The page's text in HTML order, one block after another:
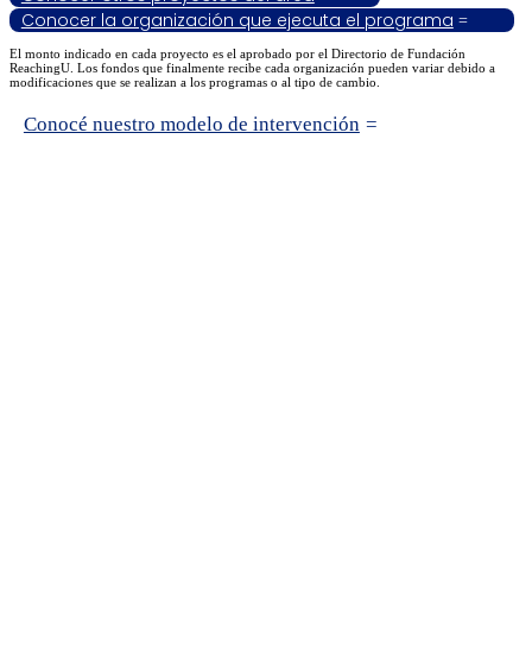
Conocer la organización que ejecuta el programa
El monto indicado en cada proyecto es el aprobado por el Directorio de Fundación
ReachingU. Los fondos que finalmente recibe cada organización pueden variar debido a
modificaciones que se realizan a los programas o al tipo de cambio.
Conocé nuestro modelo de intervención